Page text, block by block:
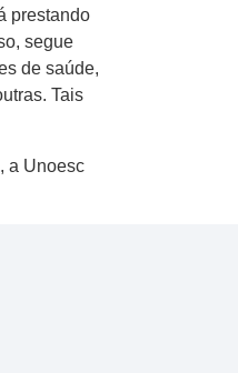
prestando
segue
de saúde,
Tais
a Unoesc